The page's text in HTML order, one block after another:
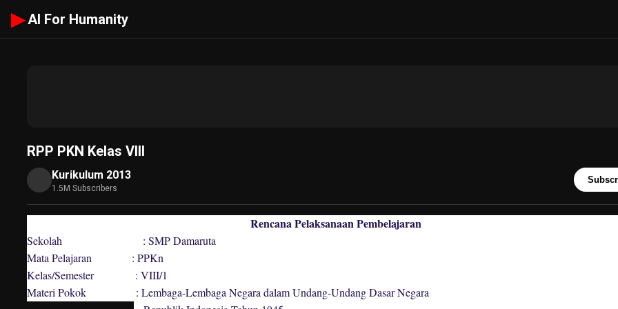
▶ AI For Humanity
RPP PKN Kelas VIII
Kurikulum 2013
1.5M Subscribers
Rencana Pelaksanaan Pembelajaran
Sekolah : SMP Damaruta
Mata Pelajaran : PPKn
Kelas/Semester : VIII/1
Materi Pokok : Lembaga-Lembaga Negara dalam Undang-Undang Dasar Negara